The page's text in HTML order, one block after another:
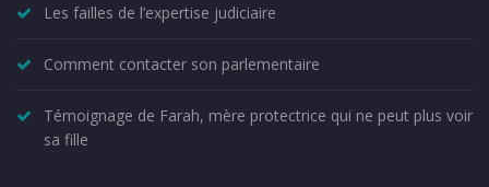
Les failles de l’expertise judiciaire
Comment contacter son parlementaire
Témoignage de Farah, mère protectrice qui ne peut plus voir
sa fille